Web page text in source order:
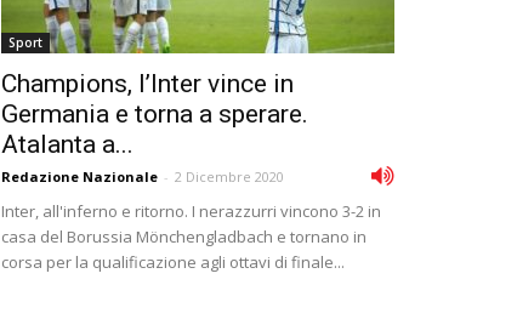
Sport
Champions, l’Inter vince in
Germania e torna a sperare.
Atalanta a...
Redazione Nazionale - 2 Dicembre 2020
Inter, all'inferno e ritorno. I nerazzurri vincono 3-2 in
casa del Borussia Mönchengladbach e tornano in
corsa per la qualificazione agli ottavi di finale...